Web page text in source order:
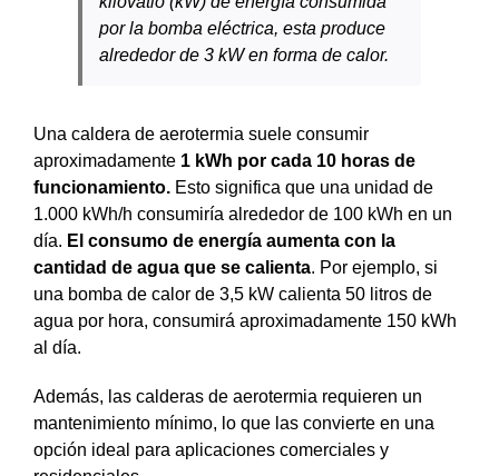
por la bomba eléctrica, esta produce
alrededor de 3 kW en forma de calor.
Una caldera de aerotermia suele consumir
aproximadamente 1 kWh por cada 10 horas de
funcionamiento. Esto significa que una unidad de
1.000 kWh/h consumiría alrededor de 100 kWh en un
día. El consumo de energía aumenta con la
cantidad de agua que se calienta. Por ejemplo, si
una bomba de calor de 3,5 kW calienta 50 litros de
agua por hora, consumirá aproximadamente 150 kWh
al día.
Además, las calderas de aerotermia requieren un
mantenimiento mínimo, lo que las convierte en una
opción ideal para aplicaciones comerciales y